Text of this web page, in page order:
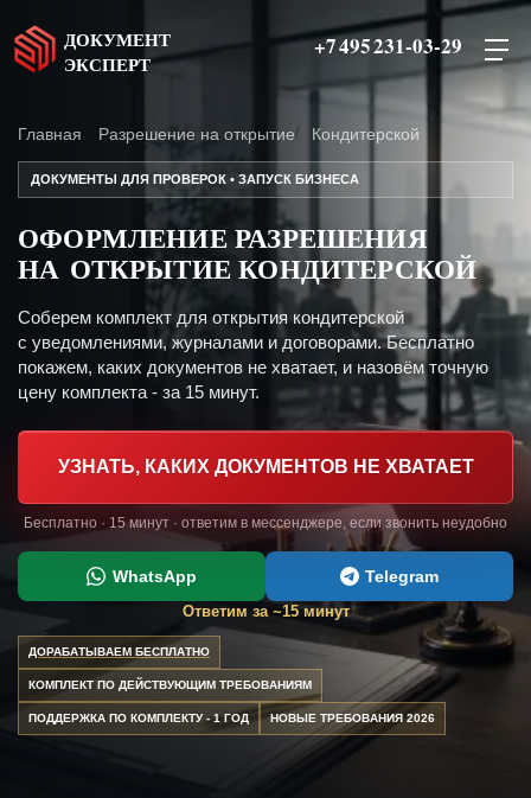
ДОКУМЕНТ
ЭКСПЕРТ
+7 495 231-03-29
Главная Разрешение на открытие Кондитерской
ДОКУМЕНТЫ ДЛЯ ПРОВЕРОК • ЗАПУСК БИЗНЕСА
ОФОРМЛЕНИЕ РАЗРЕШЕНИЯ
НА ОТКРЫТИЕ КОНДИТЕРСКОЙ
Соберем комплект для открытия кондитерской
с уведомлениями, журналами и договорами. Бесплатно
покажем, каких документов не хватает, и назовём точную
цену комплекта - за 15 минут.
УЗНАТЬ, КАКИХ ДОКУМЕНТОВ НЕ ХВАТАЕТ
Бесплатно · 15 минут · ответим в мессенджере, если звонить неудобно
WhatsApp Telegram
Ответим за ~15 минут
ДОРАБАТЫВАЕМ БЕСПЛАТНО
КОМПЛЕКТ ПО ДЕЙСТВУЮЩИМ ТРЕБОВАНИЯМ
ПОДДЕРЖКА ПО КОМПЛЕКТУ - 1 ГОД НОВЫЕ ТРЕБОВАНИЯ 2026